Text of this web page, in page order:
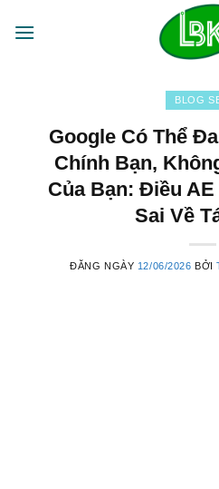
qua
BLOG
Google Có Thể
Chính Bạn,
Của Bạn: Điều
Sai Về
ĐĂNG NGÀY 12/06/2026 BỞI